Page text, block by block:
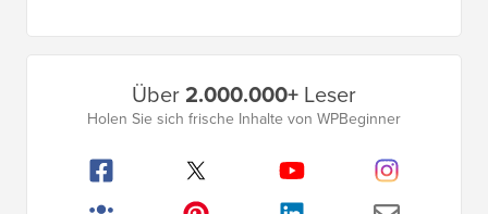
Seitenleistenmenü
Über2.000.000+ Leser
Holen Sie sich frische Inhalte von WPBeginner